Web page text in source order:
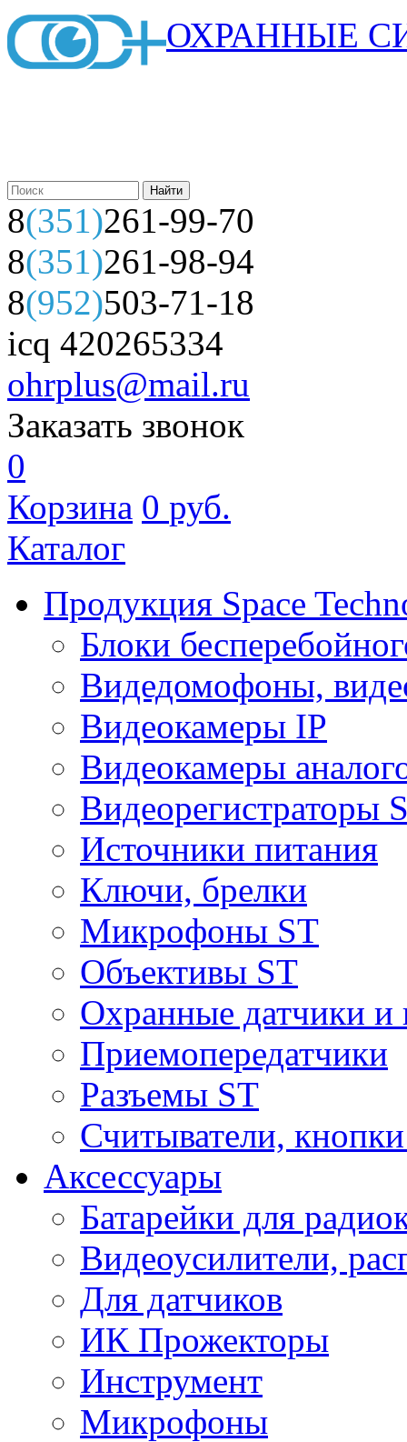
ОХРАННЫЕ
8(351)261-99-70
8(351)261-98-94
8(952)503-71-18
icq 420265334
ohrplus@mail.ru
Заказать звонок
0
Корзина 0 руб.
Каталог
Продукция Space
Блоки
Видедомофоны,
Видеокамеры IP
Видеокамеры
Видеорегистраторы
Источники питания
Ключи, брелки
Микрофоны ST
Объективы ST
Охранные датчики и
Приемопередатчики
Разъемы ST
Считыватели,
Аксессуары
Батарейки для
Видеоусилители,
Для датчиков
ИК Прожекторы
Инструмент
Микрофоны